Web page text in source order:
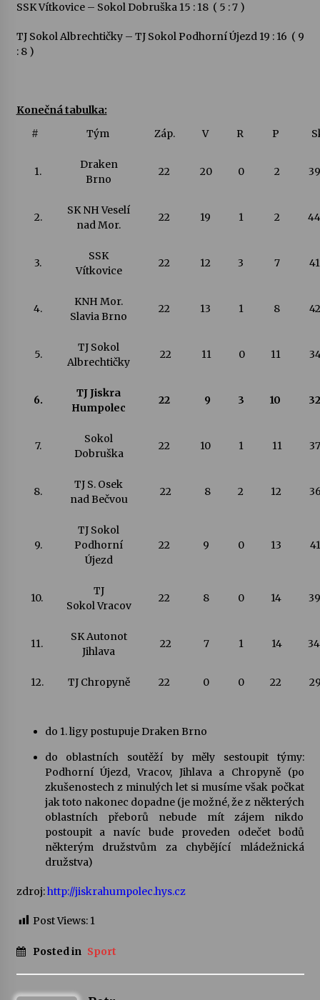
SSK Vítkovice – Sokol Dobruška 15 : 18 ( 5 : 7 )
TJ Sokol Albrechtičky – TJ Sokol Podhorní Újezd 19 : 16 ( 9
: 8 )
Konečná tabulka:
#
Tým Záp. V R P
1.
Draken
Brno
22 20 0 2
2.
SK NH Veselí
nad Mor.
22 19 1 2
3.
SSK
Vítkovice
22 12 3 7
4.
KNH Mor.
Slavia Brno
22 13 1 8
5.
TJ Sokol
Albrechtičky
22 11 0 11
6.
TJ Jiskra
Humpolec
22 9 3 10
7.
Sokol
Dobruška
22 10 1 11
8.
TJ S. Osek
nad Bečvou
22 8 2 12
9.
TJ Sokol
Podhorní
Újezd
22 9 0 13
10.
TJ
Sokol Vracov
22 8 0 14
11.
SK Autonot
Jihlava
22 7 1 14
12. TJ Chropyně 22 0 0 22
do 1. ligy postupuje Draken Brno
do oblastních soutěží by měly sestoupit týmy:
Podhorní Újezd, Vracov, Jihlava a Chropyně (po
zkušenostech z minulých let si musíme však počkat
jak toto nakonec dopadne (je možné, že z některých
oblastních přeborů nebude mít zájem nikdo
postoupit a navíc bude proveden odečet bodů
některým družstvům za chybějící mládežnická
družstva)
zdroj:http://jiskrahumpolec.hys.cz
Post Views: 1
Posted in Sport